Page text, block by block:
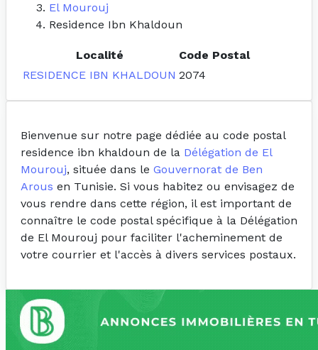
El Mourouj
Residence Ibn Khaldoun
Localité
Code Postal
RESIDENCE IBN KHALDOUN 2074
Bienvenue sur notre page dédiée au code postal
residence ibn khaldoun de la Délégation de El
Mourouj, située dans le Gouvernorat de Ben
Arous en Tunisie. Si vous habitez ou envisagez de
vous rendre dans cette région, il est important de
connaître le code postal spécifique à la Délégation
de El Mourouj pour faciliter l'acheminement de
votre courrier et l'accès à divers services postaux.